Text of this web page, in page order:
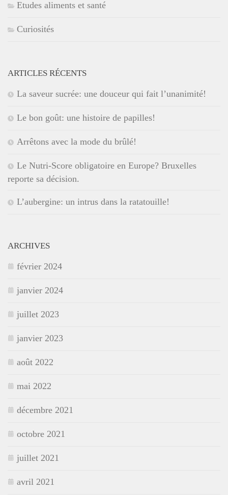
Etudes aliments et santé
Curiosités
ARTICLES RÉCENTS
La saveur sucrée: une douceur qui fait l’unanimité!
Le bon goût: une histoire de papilles!
Arrêtons avec la mode du brûlé!
Le Nutri-Score obligatoire en Europe? Bruxelles
reporte sa décision.
L’aubergine: un intrus dans la ratatouille!
ARCHIVES
février 2024
janvier 2024
juillet 2023
janvier 2023
août 2022
mai 2022
décembre 2021
octobre 2021
juillet 2021
avril 2021